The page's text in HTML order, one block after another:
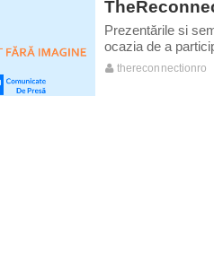
Prezentările si
ocazia de a
thereconnectionro